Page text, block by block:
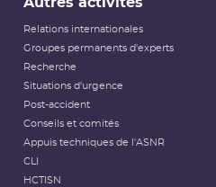
Relations internationales
Groupes permanents d'experts
Recherche
Situations d'urgence
Post-accident
Conseils et comités
Appuis techniques de l'ASNR
CLI
HCTISN